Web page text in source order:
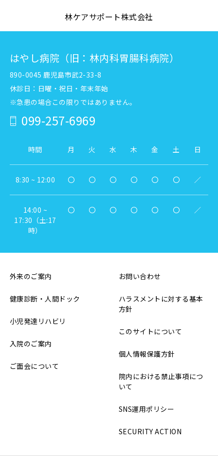
林ケアサポート株式会社
はやし病院（旧：林内科胃腸科病院）
890-0045 鹿児島市武2-33-8
休診日：日曜・祝日・年末年始
※急患の場合この限りではありません。
099-257-6969
時間 月 火 水 木 金 土 日
8:30 ~ 12:00 〇 〇 〇 〇 〇 〇 ／
14:00 ~
17:30（土:17
時）
〇 〇 〇 〇 〇 〇 ／
外来のご案内
健康診断・人間ドック
小児発達リハビリ
入院のご案内
ご面会について
お問い合わせ
ハラスメントに対する基本
方針
このサイトについて
個人情報保護方針
院内における禁止事項につ
いて
SNS運用ポリシー
SECURITY ACTION